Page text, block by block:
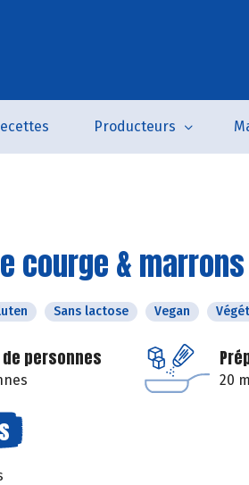
Producteurs
courge &
Sans lactose Vegan
de personnes
20